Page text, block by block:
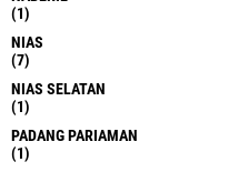
(1)
NIAS
(7)
NIAS SELATAN
(1)
PADANG PARIAMAN
(1)